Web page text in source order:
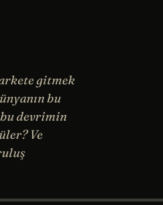
gitmek
bu
devrimin
Ve